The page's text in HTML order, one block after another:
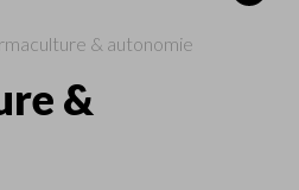
& autonomie
&